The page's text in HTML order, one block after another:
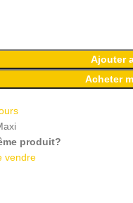
Ajouter
Acheter
produit?
vendre